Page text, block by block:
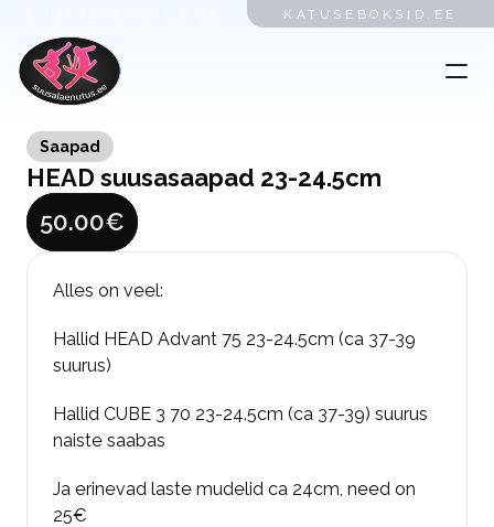
Saapad
HEAD suusasaapad 23-24.5cm
50.00€
Alles on veel:
Hallid HEAD Advant 75 23-24.5cm (ca 37-39
suurus)
Hallid CUBE 3 70 23-24.5cm (ca 37-39) suurus
naiste saabas
Ja erinevad laste mudelid ca 24cm, need on
25€
KATUSEBOKSID.EE